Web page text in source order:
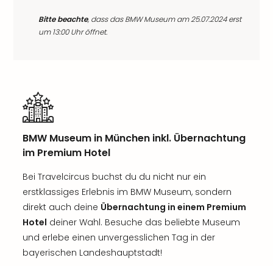
Bitte beachte, dass das BMW Museum am 25.07.2024 erst
um 13:00 Uhr öffnet.
BMW Museum in München inkl. Übernachtung
im Premium Hotel
Bei Travelcircus buchst du du nicht nur ein
erstklassiges Erlebnis im BMW Museum, sondern
direkt auch deine Übernachtung in einem Premium
Hotel deiner Wahl. Besuche das beliebte Museum
und erlebe einen unvergesslichen Tag in der
bayerischen Landeshauptstadt!